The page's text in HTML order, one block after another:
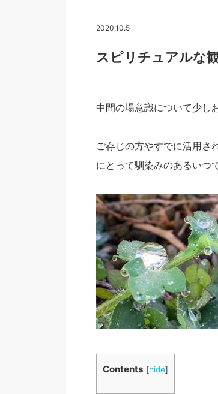
2020.10.5
スピリチュアルな
中間の場意識について少し
ご存じの方やすでに活用さ
にとって馴染みのあるいつ
Contents [hide]